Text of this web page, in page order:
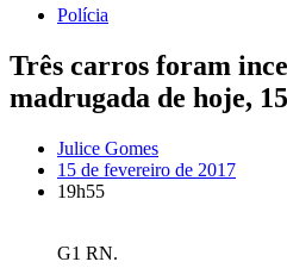
Polícia
Três carros foram
madrugada de hoje,
Julice Gomes
15 de fevereiro de 2017
19h55
G1 RN.